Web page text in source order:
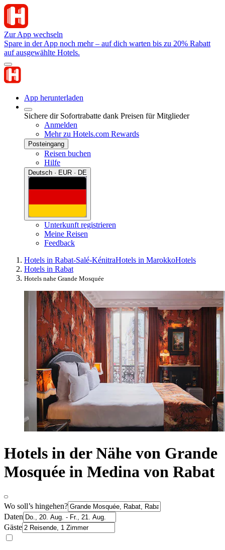
Zur App wechseln
Spare in der App noch mehr – auf dich warten bis zu 20% Rabatt
auf ausgewählte Hotels.
App herunterladen
Sichere dir Sofortrabatte dank Preisen für Mitglieder
Anmelden
Mehr zu Hotels.com Rewards
Posteingang
Reisen buchen
Hilfe
Deutsch · EUR · DE
Unterkunft registrieren
Meine Reisen
Feedback
Hotels in Rabat-Salé-KénitraHotels in MarokkoHotels
Hotels in Rabat
Hotels nahe Grande Mosquée
Hotels in der Nähe von Grande
Mosquée in Medina von Rabat
Wo soll’s hingehen?
Daten
Gäste